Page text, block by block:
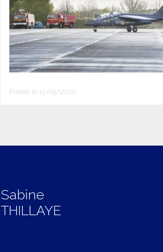
Publié le 15/05/2020
Sabine
THILLAYE